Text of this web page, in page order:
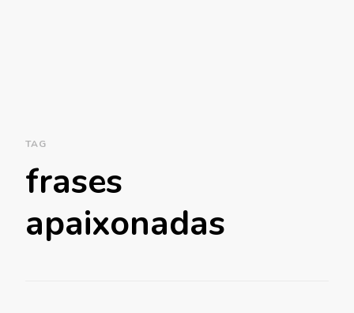
TAG
frases
apaixonadas